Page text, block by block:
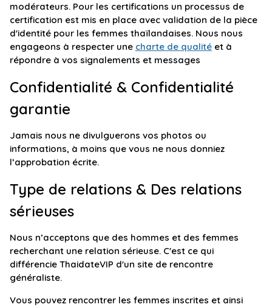
modérateurs. Pour les certifications un processus de
certification est mis en place avec validation de la pièce
d'identité pour les femmes thaïlandaises. Nous nous
engageons à respecter une charte de qualité et à
répondre à vos signalements et messages
Confidentialité & Confidentialité
garantie
Jamais nous ne divulguerons vos photos ou
informations, à moins que vous ne nous donniez
l’approbation écrite.
Type de relations & Des relations
sérieuses
Nous n’acceptons que des hommes et des femmes
recherchant une relation sérieuse. C'est ce qui
différencie ThaidateVIP d'un site de rencontre
généraliste.
Vous pouvez rencontrer les femmes inscrites et ainsi